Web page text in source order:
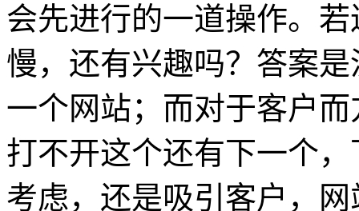
会先进行的一道操作。
慢，还有兴趣吗？答案
一个网站；而对于客户
打不开这个还有下一个
考虑，还是吸引客户，